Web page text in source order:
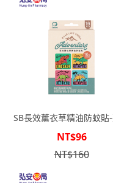
SB長效薰衣草精油防蚊貼-
NT$96
NT$160